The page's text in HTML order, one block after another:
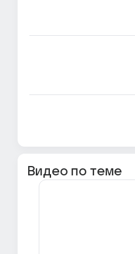
Видео по теме